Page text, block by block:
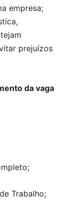
empresa;
prejuízos
da vaga
Trabalho;